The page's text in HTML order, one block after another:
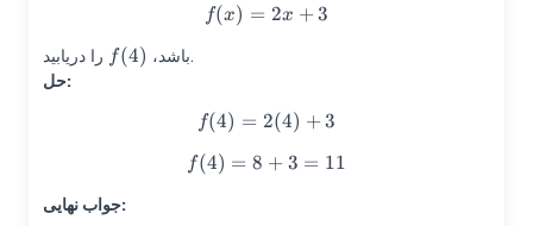
f(x)=2x+3
f(x) = 2x +3
باشد،
f(4)
f(4)
را دریابید.
حل:
f(4)=2(4)+3
f(4) = 2(4) +3
f(4)=8+3=11
f(4) = 8 + 3 = 11
جواب نهایی: